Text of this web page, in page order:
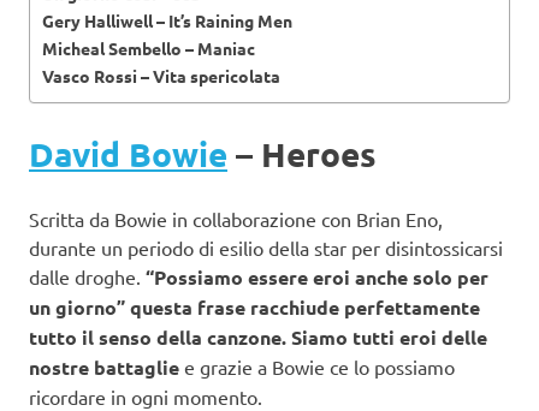
Gery Halliwell – It’s Raining Men
Micheal Sembello – Maniac
Vasco Rossi – Vita spericolata
David Bowie – Heroes
Scritta da Bowie in collaborazione con Brian Eno,
durante un periodo di esilio della star per disintossicarsi
dalle droghe. “Possiamo essere eroi anche solo per
un giorno” questa frase racchiude perfettamente
tutto il senso della canzone. Siamo tutti eroi delle
nostre battaglie e grazie a Bowie ce lo possiamo
ricordare in ogni momento.